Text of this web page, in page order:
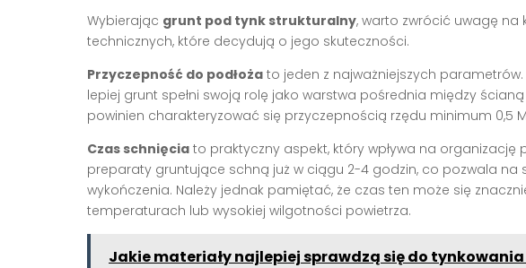
Wybierając grunt pod tynk strukturalny, warto zwrócić uwagę na
technicznych, które decydują o jego skuteczności.
Przyczepność do podłoża to jeden z najważniejszych
lepiej grunt spełni swoją rolę jako warstwa pośrednia między
powinien charakteryzować się przyczepnością rzędu minimum 0,5
Czas schnięcia to praktyczny aspekt, który wpływa na organizację
preparaty gruntujące schną już w ciągu 2-4 godzin, co pozwala
wykończenia. Należy jednak pamiętać, że czas ten może się
temperaturach lub wysokiej wilgotności powietrza.
Jakie materiały najlepiej sprawdzą się do